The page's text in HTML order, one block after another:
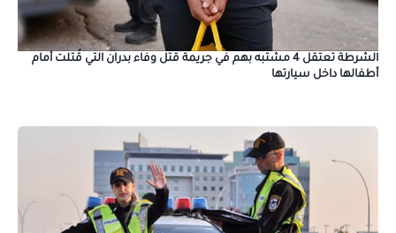
الشرطة تعتقل 4 مشتبه بهم في جريمة قتل وفاء بدران التي قُتلت أمام
أطفالها داخل سيارتها